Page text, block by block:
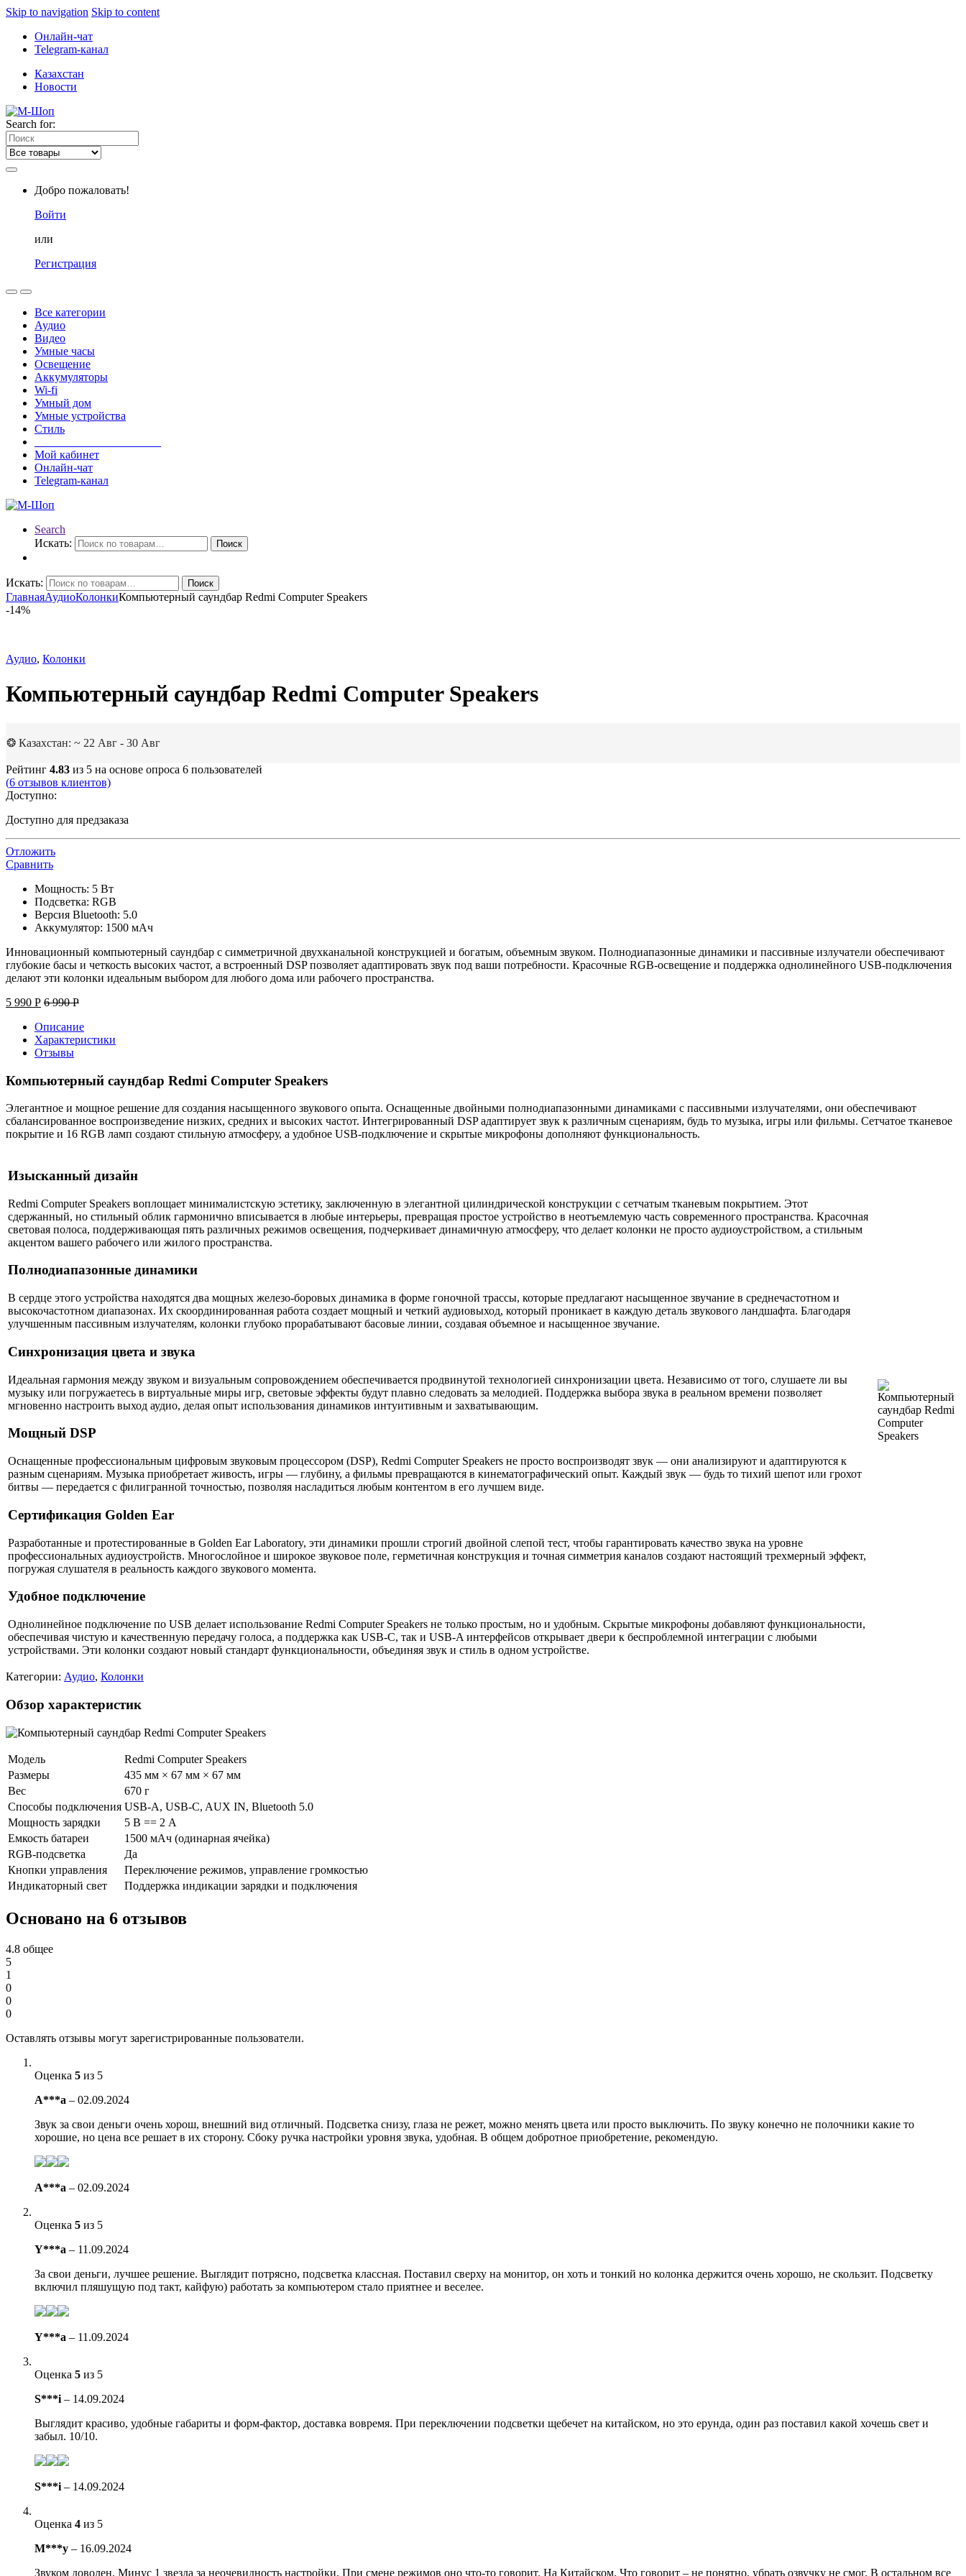
Skip to navigation Skip to content
Онлайн-чат
Telegram-канал
Казахстан
Новости
Search for:
Добро пожаловать!
Войти
или
Регистрация
Все категории
Аудио
Видео
Умные часы
Освещение
Аккумуляторы
Wi-fi
Умный дом
Умные устройства
Стиль
Мой кабинет
Онлайн-чат
Telegram-канал
Search
Искать:
Поиск
Искать: Поиск
ГлавнаяАудиоКолонкиКомпьютерный саундбар Redmi Computer Speakers
-14%
Аудио, Колонки
Компьютерный саундбар Redmi Computer Speakers
❂ Казахстан: ~ 22 Авг - 30 Авг
Рейтинг 4.83 из 5 на основе опроса 6 пользователей
(6 отзывов клиентов)
Доступно:
Доступно для предзаказа
Отложить
Сравнить
Мощность: 5 Вт
Подсветка: RGB
Версия Bluetooth: 5.0
Аккумулятор: 1500 мАч
Инновационный компьютерный саундбар с симметричной двухканальной конструкцией и богатым, объемным звуком. Полнодиапазонные динамики и пассивные излучатели обеспечивают
глубокие басы и четкость высоких частот, а встроенный DSP позволяет адаптировать звук под ваши потребности. Красочные RGB-освещение и поддержка однолинейного USB-подключения
делают эти колонки идеальным выбором для любого дома или рабочего пространства.
5 990 Р 6 990Р
Описание
Характеристики
Отзывы
Компьютерный саундбар Redmi Computer Speakers
Элегантное и мощное решение для создания насыщенного звукового опыта. Оснащенные двойными полнодиапазонными динамиками с пассивными излучателями, они обеспечивают
сбалансированное воспроизведение низких, средних и высоких частот. Интегрированный DSP адаптирует звук к различным сценариям, будь то музыка, игры или фильмы. Сетчатое тканевое
покрытие и 16 RGB ламп создают стильную атмосферу, а удобное USB-подключение и скрытые микрофоны дополняют функциональность.
Изысканный дизайн
Redmi Computer Speakers воплощает минималистскую эстетику, заключенную в элегантной цилиндрической конструкции с сетчатым тканевым покрытием. Этот
сдержанный, но стильный облик гармонично вписывается в любые интерьеры, превращая простое устройство в неотъемлемую часть современного пространства. Красочная
световая полоса, поддерживающая пять различных режимов освещения, подчеркивает динамичную атмосферу, что делает колонки не просто аудиоустройством, а стильным
акцентом вашего рабочего или жилого пространства.
Полнодиапазонные динамики
В сердце этого устройства находятся два мощных железо-боровых динамика в форме гоночной трассы, которые предлагают насыщенное звучание в среднечастотном и
высокочастотном диапазонах. Их скоординированная работа создает мощный и четкий аудиовыход, который проникает в каждую деталь звукового ландшафта. Благодаря
улучшенным пассивным излучателям, колонки глубоко прорабатывают басовые линии, создавая объемное и насыщенное звучание.
Синхронизация цвета и звука
Идеальная гармония между звуком и визуальным сопровождением обеспечивается продвинутой технологией синхронизации цвета. Независимо от того, слушаете ли вы
музыку или погружаетесь в виртуальные миры игр, световые эффекты будут плавно следовать за мелодией. Поддержка выбора звука в реальном времени позволяет
мгновенно настроить выход аудио, делая опыт использования динамиков интуитивным и захватывающим.
Мощный DSP
Оснащенные профессиональным цифровым звуковым процессором (DSP), Redmi Computer Speakers не просто воспроизводят звук — они анализируют и адаптируются к
разным сценариям. Музыка приобретает живость, игры — глубину, а фильмы превращаются в кинематографический опыт. Каждый звук — будь то тихий шепот или грохот
битвы — передается с филигранной точностью, позволяя насладиться любым контентом в его лучшем виде.
Сертификация Golden Ear
Разработанные и протестированные в Golden Ear Laboratory, эти динамики прошли строгий двойной слепой тест, чтобы гарантировать качество звука на уровне
профессиональных аудиоустройств. Многослойное и широкое звуковое поле, герметичная конструкция и точная симметрия каналов создают настоящий трехмерный эффект,
погружая слушателя в реальность каждого звукового момента.
Удобное подключение
Однолинейное подключение по USB делает использование Redmi Computer Speakers не только простым, но и удобным. Скрытые микрофоны добавляют функциональности,
обеспечивая чистую и качественную передачу голоса, а поддержка как USB-C, так и USB-A интерфейсов открывает двери к беспроблемной интеграции с любыми
устройствами. Эти колонки создают новый стандарт функциональности, объединяя звук и стиль в одном устройстве.
Категории: Аудио, Колонки
Обзор характеристик
Модель
Redmi Computer Speakers
Размеры
435 мм × 67 мм × 67 мм
Вес
670 г
Способы подключения USB-A, USB-C, AUX IN, Bluetooth 5.0
Мощность зарядки
5 В == 2 А
Емкость батареи
1500 мАч (одинарная ячейка)
RGB-подсветка
Да
Кнопки управления
Переключение режимов, управление громкостью
Индикаторный свет
Поддержка индикации зарядки и подключения
Основано на 6 отзывов
4.8 общее
5
1
0
0
0
Оставлять отзывы могут зарегистрированные пользователи.
Оценка 5 из 5
A***a – 02.09.2024
Звук за свои деньги очень хорош, внешний вид отличный. Подсветка снизу, глаза не режет, можно менять цвета или просто выключить. По звуку конечно не полочники какие то
хорошие, но цена все решает в их сторону. Сбоку ручка настройки уровня звука, удобная. В общем добротное приобретение, рекомендую.
A***a – 02.09.2024
Оценка 5 из 5
Y***a – 11.09.2024
За свои деньги, лучшее решение. Выглядит потрясно, подсветка классная. Поставил сверху на монитор, он хоть и тонкий но колонка держится очень хорошо, не скользит. Подсветку
включил пляшущую под такт, кайфую) работать за компьютером стало приятнее и веселее.
Y***a – 11.09.2024
Оценка 5 из 5
S***i – 14.09.2024
Выглядит красиво, удобные габариты и форм-фактор, доставка вовремя. При переключении подсветки щебечет на китайском, но это ерунда, один раз поставил какой хочешь свет и
забыл. 10/10.
S***i – 14.09.2024
Оценка 4 из 5
M***y – 16.09.2024
Звуком доволен. Минус 1 звезда за неочевидность настройки. При смене режимов оно что-то говорит. На Китайском. Что говорит – не понятно, убрать озвучку не смог. В остальном все